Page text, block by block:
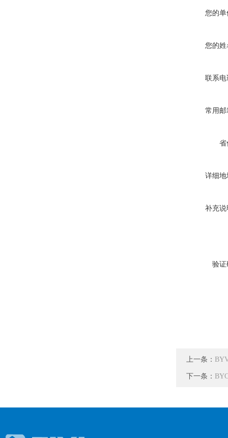
您的
您的
联系
常用
省
详细
补充
验
上一条：
下一条：